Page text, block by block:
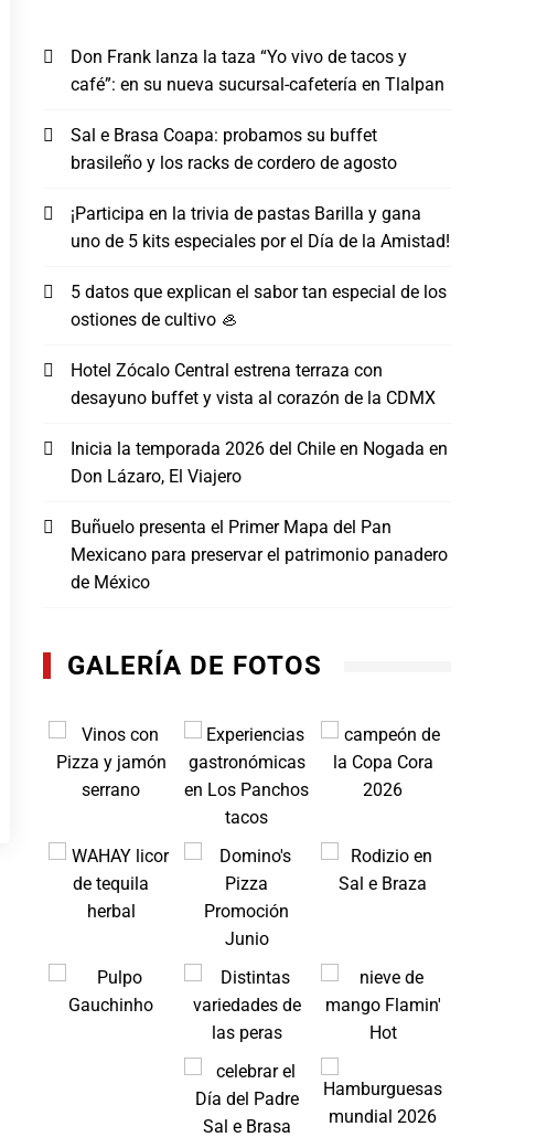
Don Frank lanza la taza “Yo vivo de tacos y
café”: en su nueva sucursal-cafetería en Tlalpan
Sal e Brasa Coapa: probamos su buffet
brasileño y los racks de cordero de agosto
¡Participa en la trivia de pastas Barilla y gana
uno de 5 kits especiales por el Día de la Amistad!
5 datos que explican el sabor tan especial de los
ostiones de cultivo 🦪
Hotel Zócalo Central estrena terraza con
desayuno buffet y vista al corazón de la CDMX
Inicia la temporada 2026 del Chile en Nogada en
Don Lázaro, El Viajero
Buñuelo presenta el Primer Mapa del Pan
Mexicano para preservar el patrimonio panadero
de México
GALERÍA DE FOTOS